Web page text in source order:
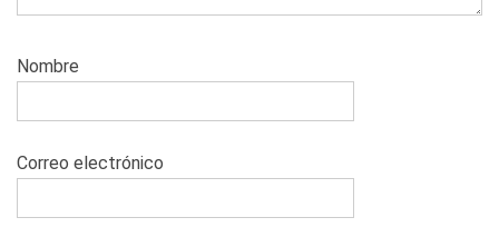
Nombre
Correo electrónico